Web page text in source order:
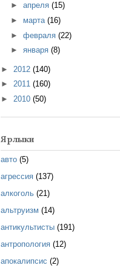
► апреля (15)
► марта (16)
► февраля (22)
► января (8)
► 2012 (140)
► 2011 (160)
► 2010 (50)
Ярлыки
авто (5)
агрессия (137)
алкоголь (21)
альтруизм (14)
антикультисты (191)
антропология (12)
апокалипсис (2)